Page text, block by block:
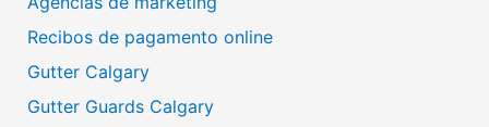
Recibos de pagamento online
Gutter Calgary
Gutter Guards Calgary